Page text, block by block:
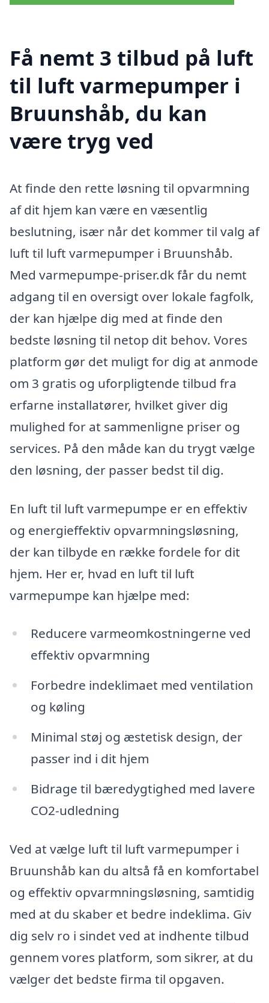
Få nemt 3 tilbud på luft
til luft varmepumper i
Bruunshåb, du kan
være tryg ved
At finde den rette løsning til opvarmning
af dit hjem kan være en væsentlig
beslutning, især når det kommer til valg af
luft til luft varmepumper i Bruunshåb.
Med varmepumpe-priser.dk får du nemt
adgang til en oversigt over lokale fagfolk,
der kan hjælpe dig med at finde den
bedste løsning til netop dit behov. Vores
platform gør det muligt for dig at anmode
om 3 gratis og uforpligtende tilbud fra
erfarne installatører, hvilket giver dig
mulighed for at sammenligne priser og
services. På den måde kan du trygt vælge
den løsning, der passer bedst til dig.
En luft til luft varmepumpe er en effektiv
og energieffektiv opvarmningsløsning,
der kan tilbyde en række fordele for dit
hjem. Her er, hvad en luft til luft
varmepumpe kan hjælpe med:
Reducere varmeomkostningerne ved
effektiv opvarmning
Forbedre indeklimaet med ventilation
og køling
Minimal støj og æstetisk design, der
passer ind i dit hjem
Bidrage til bæredygtighed med lavere
CO2-udledning
Ved at vælge luft til luft varmepumper i
Bruunshåb kan du altså få en komfortabel
og effektiv opvarmningsløsning, samtidig
med at du skaber et bedre indeklima. Giv
dig selv ro i sindet ved at indhente tilbud
gennem vores platform, som sikrer, at du
vælger det bedste firma til opgaven.